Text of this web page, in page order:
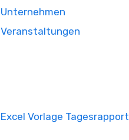
Unternehmen
Veranstaltungen
Excel Vorlage Tagesrapport